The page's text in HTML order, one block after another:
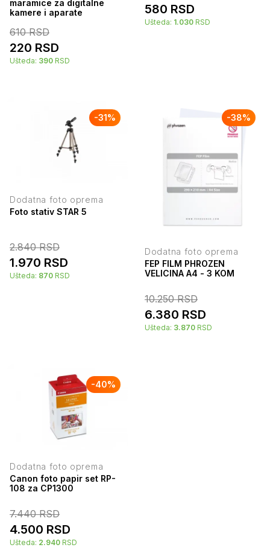
maramice za digitalne
kamere i aparate
610RSD
220 RSD
Ušteda: 390 RSD
580 RSD
Ušteda: 1.030 RSD
-31%
Dodatna foto oprema
Foto stativ STAR 5
2.840RSD
1.970 RSD
Ušteda: 870 RSD
-38%
Dodatna foto oprema
FEP FILM PHROZEN
VELICINA A4 - 3 KOM
10.250RSD
6.380 RSD
Ušteda: 3.870 RSD
-40%
Dodatna foto oprema
Canon foto papir set RP-
108 za CP1300
7.440RSD
4.500 RSD
Ušteda: 2.940 RSD